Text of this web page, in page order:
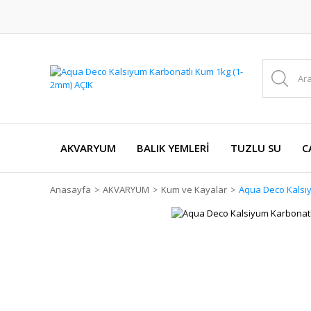
AKVARYUM BALIK YEMLERİ TUZLU SU
Anasayfa AKVARYUM Kum ve Kayalar Aqua Deco